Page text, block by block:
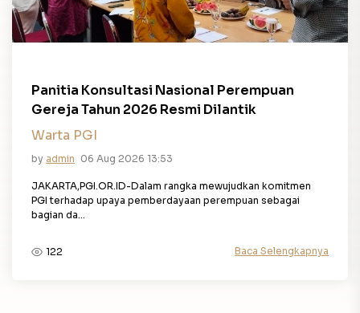
Panitia Konsultasi Nasional Perempuan
Gereja Tahun 2026 Resmi Dilantik
Warta PGI
by admin 06 Aug 2026 13:53
JAKARTA,PGI.OR.ID-Dalam rangka mewujudkan komitmen
PGI terhadap upaya pemberdayaan perempuan sebagai
bagian da...
122 Baca Selengkapnya